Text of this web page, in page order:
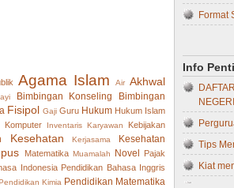
Agama Islam Air Akhwal
Bimbingan Konseling
Bimbingan
Fisipol Gaji Guru Hukum Hukum Islam
Komputer Inventaris Karyawan
Kebijakan
Kesehatan Kerjasama
Kesehatan
Matematika Muamalah Novel
Pajak
Indonesia Pendidikan Bahasa Inggris
Kimia Pendidikan Matematika
Hukum
Ilmu
Ilmu
Ilmu
IPS
Format
Kiat
Tips
Pasca
Jenis-
Info
Tips
Kiat